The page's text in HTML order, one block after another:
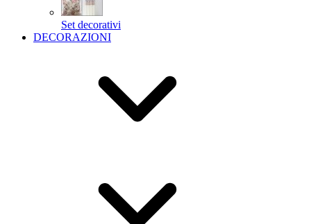
Set decorativi
DECORAZIONI